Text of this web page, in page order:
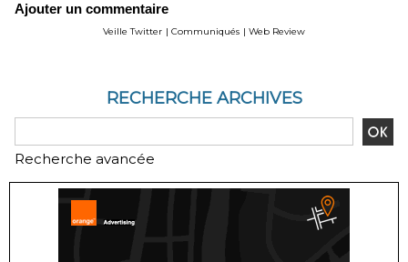
stockage accrue lors
des déploiements sur
Ajouter un commentaire
Veille Twitter | Communiqués | Web Review
RECHERCHE ARCHIVES
Recherche avancée